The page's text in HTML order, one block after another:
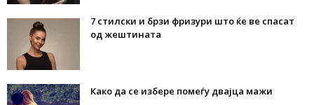
7 стилски и брзи фризури што ќе ве спасат
од жештината
Како да се избере помеѓу двајца мажи